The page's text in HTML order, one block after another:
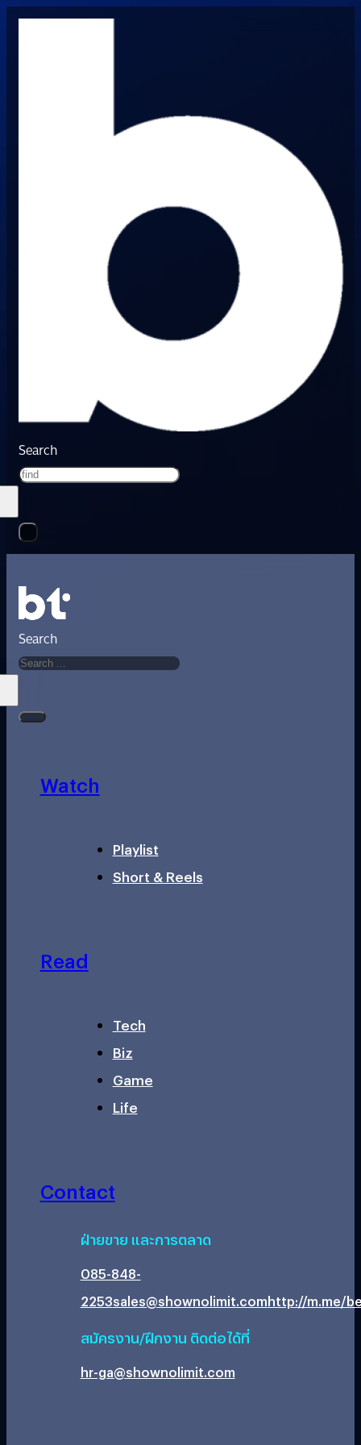
Search
Search
Watch
Playlist
Short & Reels
Read
Tech
Biz
Game
Life
Contact
ฝ่ายขาย และการตลาด
085-848-
2253sales@shownolimit.comhttp://m.me/
สมัครงาน/ฝึกงาน ติดต่อได้ที่
hr-ga@shownolimit.com